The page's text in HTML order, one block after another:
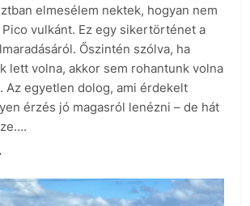
elmesélem nektek, hogyan nem
Pico vulkánt. Ez egy sikertörténet a
Őszintén szólva, ha
lett volna, akkor sem rohantunk volna
Az egyetlen dolog, ami érdekelt
érzés jó magasról lenézni – de hát